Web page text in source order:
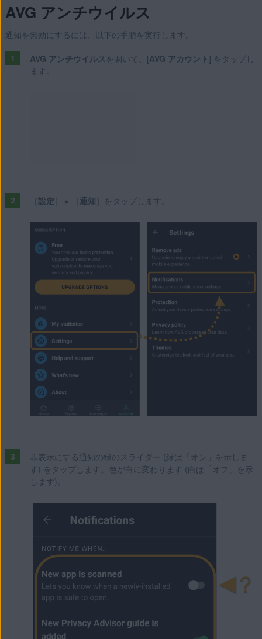
AVG アンチウイルス
通知を無効にするには、以下の手順を実行します。
AVG アンチウイルス を開いて、[AVG アカウント ] をタップし
ます。
設定 ］ ▸ ［ 通知 ］をタップします。
非表示にする通知の緑のスライダー (緑は「オン」を示しま
す) をタップします。色が白に変わります (白は「オフ」を示
します)。